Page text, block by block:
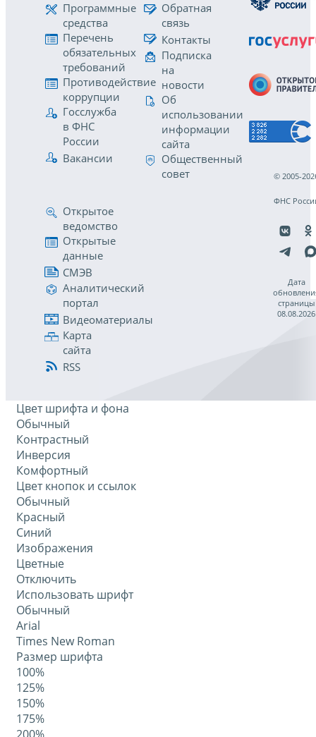
Программные
средства
Перечень
обязательных
требований
Противодействие
коррупции
Госслужба
в ФНС
России
Вакансии
Обратная
связь
Контакты
Подписка
на
новости
Об
использовании
информации
сайта
Общественный
совет
Открытое
ведомство
Открытые
данные
СМЭВ
Аналитический
портал
Видеоматериалы
Карта
сайта
RSS
© 2005-
ФНС
Дата
страницы
08.08.2026
Цвет шрифта и фона
Обычный
Контрастный
Инверсия
Комфортный
Цвет кнопок и ссылок
Обычный
Красный
Синий
Изображения
Цветные
Отключить
Использовать шрифт
Обычный
Arial
Times New Roman
Размер шрифта
100%
125%
150%
175%